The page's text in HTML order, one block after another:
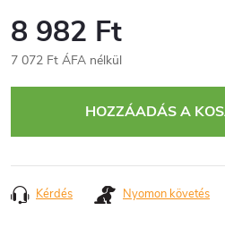
8 982 Ft
7 072 Ft ÁFA nélkül
HOZZÁADÁS A
Kérdés Nyomon követés